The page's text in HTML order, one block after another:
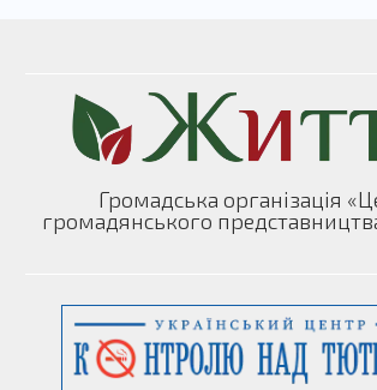
Громадська організація
громадянського